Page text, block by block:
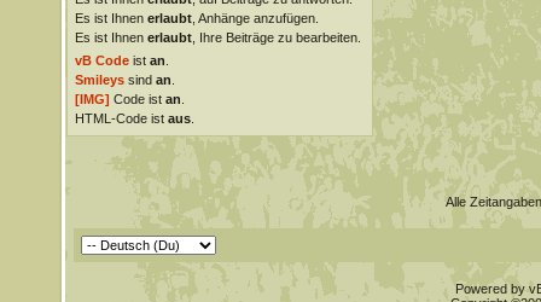
Es ist Ihnen erlaubt, Anhänge anzufügen.
Es ist Ihnen erlaubt, Ihre Beiträge zu bearbeiten.
vB Codeist an
Smileyssind an
[IMG] Code ist an
HTML-Code ist aus.
Alle
Powered by